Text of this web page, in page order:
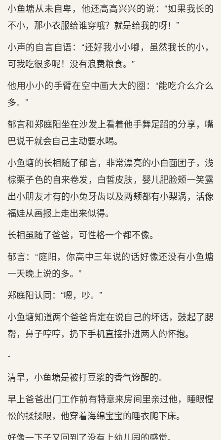
小鱼塘从未自卑，他还高高兴兴的说：“如果我长的
不小，那小衣服给谁穿哦？就是给我的呀！”
小声的自言自语：“还好我小小嘟，虽然我长的小，
可我吃很多呢！没有浪费粮食。”
他用小小的手臂在空中画大大的圈：“能吃介么介么
多。”
郁言和郑庭阳坐在沙发上看着他手舞足蹈的分享，嘴
巴说干就会自己主动要水喝。
小鱼塘的长相随了郁言，非常漂亮的小白面团子，浅
棕栗子色的自来卷发，白皙皮肤，婴儿肥脸颊一笑露
出小朋友才有的小兔牙齿以及两颊都有小梨涡，活像
福娃从画报上走出来似得。
长相虽随了爸爸，可性格一个都不像。
郁言：“庭阳，你高中三年说的话好像还没有小鱼塘
一天晚上说的多。”
郑庭阳认同：“嗯，吵。”
小鱼塘知道两个爸爸肯定在说自己的坏话，鼓起了腮
帮，鼻子哼哼，扔下手机直接扑进两人的怀抱。
-
清早，小鱼塘是被打豆浆的香气馋醒的。
早上爸爸出门工作前有特意来房间里亲过他，睡眼惺
忪的揉揉眼，他穿着海绵宝宝的睡衣爬下床。
好像一下子又回到了没有上幼儿园的感觉。